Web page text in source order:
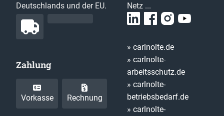
Deutschlands und der EU.
Zahlung
Vorkasse Rechnung
Netz ...
» carlnolte.de
» carlnolte-
arbeitsschutz.de
» carlnolte-
betriebsbedarf.de
» carlnolte-